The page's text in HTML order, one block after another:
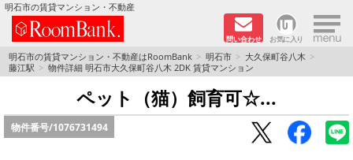
明石市の賃貸マンション・不動産
問い合わせ お気に入り ×
TOPページ
分譲マンションシリーズ
リノベーション物件
明石市の賃貸マンション・不動産はRoomBank 明石市
大久保町谷八木
藤江駅
物件詳細 明石市大久保町谷八木 2DK 賃貸マンション
ペット（猫）飼育可☆...
物件番号/1076731494